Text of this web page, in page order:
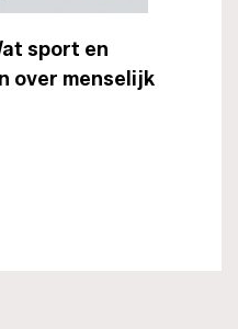
sport en
over menselijk